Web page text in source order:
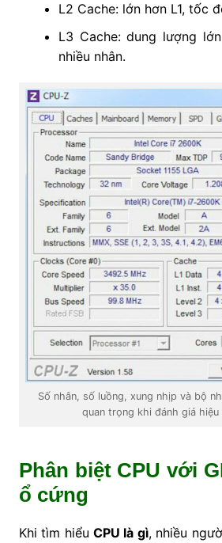
L2 Cache: lớn hơn L1, tốc
L3 Cache: dung lượng
nhiều nhân.
Số nhân, số luồng, xung nhịp và bộ
quan trọng khi đánh giá hiệu
Phân biệt CPU với
ổ cứng
Khi tìm hiểuCPU là gì, nhiều